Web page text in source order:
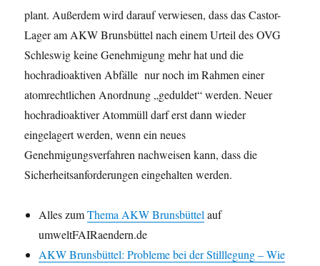
plant. Außerdem wird darauf verwiesen, dass das Castor-
Lager am AKW Brunsbüttel nach einem Urteil des OVG
Schleswig keine Genehmigung mehr hat und die
hochradioaktiven Abfälle nur noch im Rahmen einer
atomrechtlichen Anordnung „geduldet“ werden. Neuer
hochradioaktiver Atommüll darf erst dann wieder
eingelagert werden, wenn ein neues
Genehmigungsverfahren nachweisen kann, dass die
Sicherheitsanforderungen eingehalten werden.
Alles zumThema AKW Brunsbüttelauf
umweltFAIRaendern.de
AKW Brunsbüttel: Probleme bei der Stilllegung – Wie